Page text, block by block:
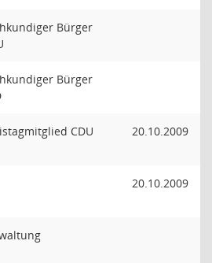
Bürger
Bürger
CDU 20.10.2009
20.10.2009